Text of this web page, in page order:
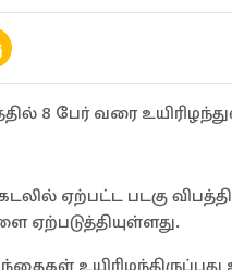
8 பேர் வரை
ஏற்பட்ட படகு
ஏற்படுத்தியுள்ளது.